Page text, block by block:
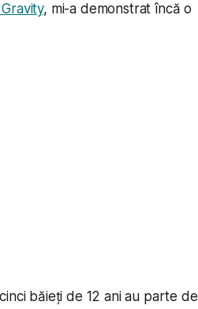
, mi-a demonstrat încă o
băieți de 12 ani au parte de